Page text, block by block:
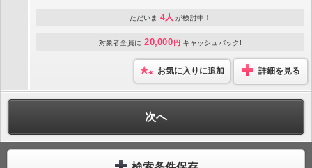
ただいま 4人 が検討中！
対象者全員に 20,000 円 キャッシュバック!
お気に入りに追加 詳細を見る
次へ